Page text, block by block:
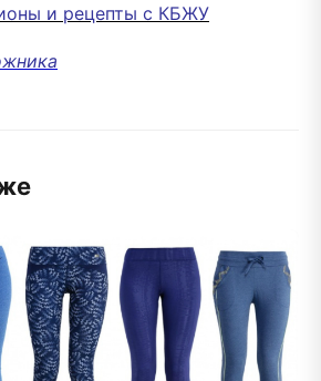
и рецепты с КБЖУ